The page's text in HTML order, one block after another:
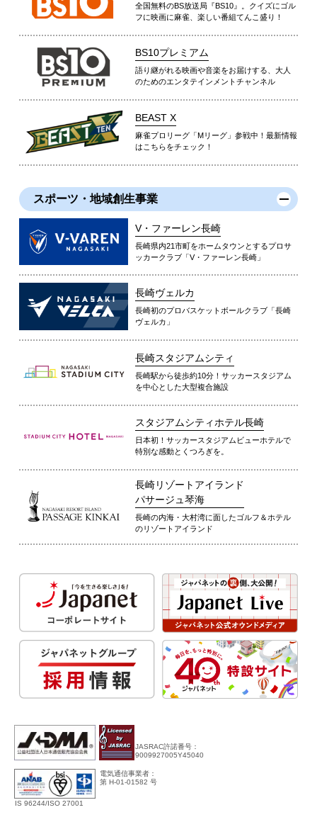
全国無料のBS放送局『BS10』。クイズにゴル
フに映画に麻雀、楽しい番組てんこ盛り！
BS10プレミアム
語り継がれる映画や音楽をお届けする、大人
のためのエンタテインメントチャンネル
BEAST X
麻雀プロリーグ「Mリーグ」参戦中！最新情報
はこちらをチェック！
スポーツ・地域創生事業
V・ファーレン長崎
長崎県内21市町をホームタウンとするプロサ
ッカークラブ「V・ファーレン長崎」
長崎ヴェルカ
長崎初のプロバスケットボールクラブ「長崎
ヴェルカ」
長崎スタジアムシティ
長崎駅から徒歩約10分！サッカースタジアム
を中心とした大型複合施設
スタジアムシティホテル長崎
日本初！サッカースタジアムビューホテルで
特別な感動とくつろぎを。
長崎リゾートアイランド
パサージュ琴海
長崎の内海・大村湾に面したゴルフ＆ホテル
のリゾートアイランド
JASRAC許諾番号：
9009927005Y45040
IS 96244/ISO 27001
電気通信事業者：
第 H-01-01582 号